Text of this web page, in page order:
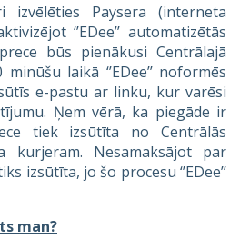
Paysera (interneta
‘’EDee’’ automatizētās
būs pienākusi Centrālajā
laikā ‘’EDee’’ noformēs
e-pastu ar linku, kur varēsi
Ņem vērā, ka piegāde ir
tiek izsūtīta no Centrālās
kurjeram. Nesamaksājot par
izsūtīta, jo šo procesu ‘’EDee’’
man?